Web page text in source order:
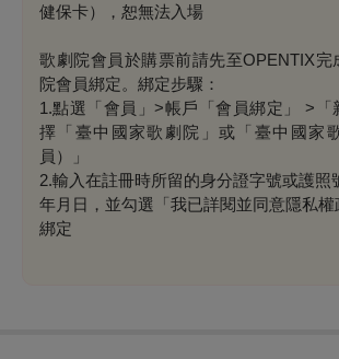
健保卡），恕無法入場
歌劇院會員於購票前請先至OPENTIX完
院會員綁定。綁定步驟：
1.點選「會員」>帳戶「會員綁定」 >「
擇「臺中國家歌劇院」或「臺中國家
員）」
2.輸入在註冊時所留的身分證字號或護照
年月日，並勾選「我已詳閱並同意隱私權
綁定